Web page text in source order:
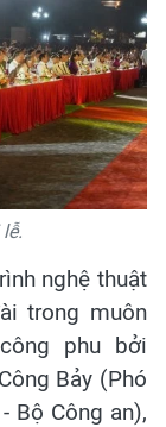
nghệ thuật
trong muôn
phu bởi
Bảy (Phó
Bộ Công an),